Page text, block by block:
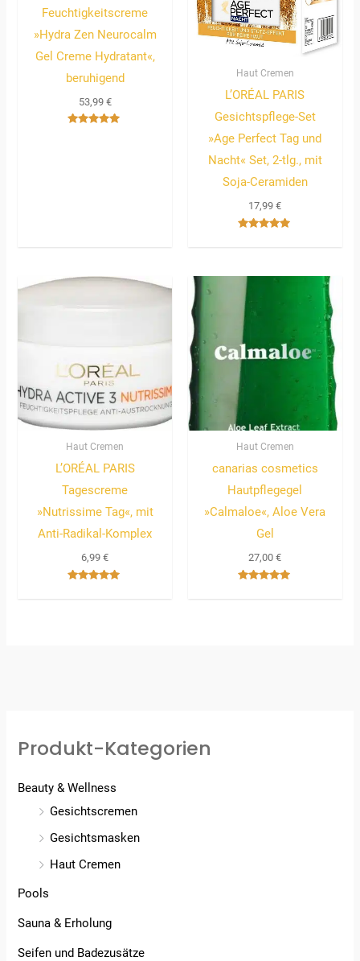
Feuchtigkeitscreme
»Hydra Zen Neurocalm
Gel Creme Hydratant«,
beruhigend
53,99 €
Haut Cremen
L’ORÉAL PARIS
Gesichtspflege-Set
»Age Perfect Tag und
Nacht« Set, 2-tlg., mit
Soja-Ceramiden
17,99€
Haut Cremen
L’ORÉAL PARIS
Tagescreme
»Nutrissime Tag«, mit
Anti-Radikal-Komplex
6,99€
Haut Cremen
canarias cosmetics
Hautpflegegel
»Calmaloe«, Aloe Vera
Gel
27,00€
Produkt-Kategorien
Beauty & Wellness
Gesichtscremen
Gesichtsmasken
Haut Cremen
Pools
Sauna & Erholung
Seifen und Badezusätze